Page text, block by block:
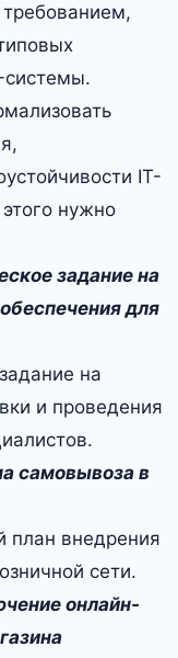
системы.
IT-
нужно
задание на
для
на
и проведения
самовывоза в
план внедрения
сети.
онлайн-